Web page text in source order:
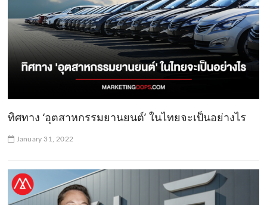
ทิศทาง ‘อุตสาหกรรมยานยนต์’ ในไทยจะเป็นอย่างไร
January 31, 2022